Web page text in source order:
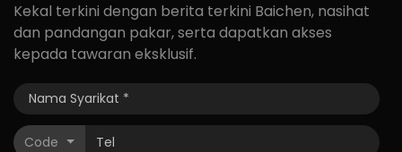
Kekal terkini dengan berita terkini Baichen, nasihat
dan pandangan pakar, serta dapatkan akses
kepada tawaran eksklusif.
Code